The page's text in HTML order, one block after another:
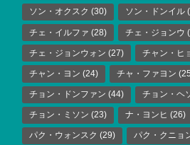
ソン・オクスク (30) ソン・ドンイル
チェ・イルファ (28) チェ・ジョンウ
チェ・ジョンウォン (27) チャン・ヒ
チャン・ヨン (24) チャ・ファヨン
チョン・ドンファン (44) チョン・ヘ
チョン・ミソン (23) ナ・ヨンヒ (26)
パク・ウォンスク (29) パク・クニョ